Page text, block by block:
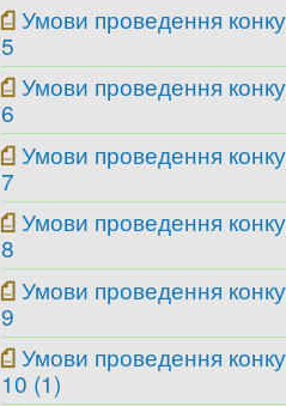
Умови проведення
5
Умови проведення
6
Умови проведення
7
Умови проведення
8
Умови проведення
9
Умови проведення
10 (1)